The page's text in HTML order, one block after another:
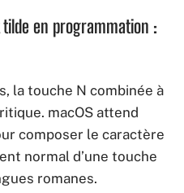
tilde en programmation :
la touche N combinée à
macOS attend
composer le caractère
normal d’une touche
romanes.